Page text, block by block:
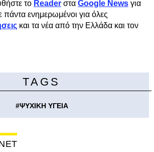
το Reader στα Google News για
πάντα ενημερωμένοι για όλες
και τα νέα από την Ελλάδα και τον
TAGS
#ΨΥΧΙΚΗ ΥΓΕΙΑ